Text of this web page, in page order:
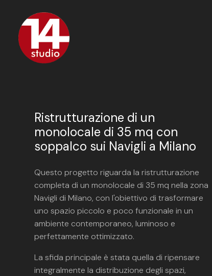
contenuti
principali
Ristrutturazione di un
monolocale di 35 mq con
soppalco sui Navigli a Milano
Questo progetto riguarda la ristrutturazione
completa di un monolocale di 35 mq nella zona
Navigli di Milano, con l'obiettivo di trasformare
uno spazio piccolo e poco funzionale in un
ambiente contemporaneo, luminoso e
perfettamente ottimizzato.
La sfida principale è stata quella di ripensare
integralmente la distribuzione degli spazi,